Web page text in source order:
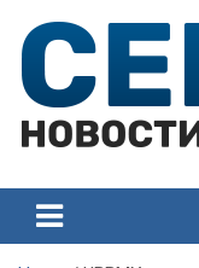
content
Севастополя